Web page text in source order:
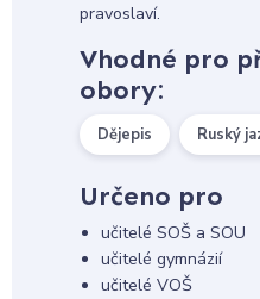
pravoslaví.
Vhodné pro
obory:
Dějepis Ruský
Určeno pro
učitelé SOŠ a SOU
učitelé gymnázií
učitelé VOŠ